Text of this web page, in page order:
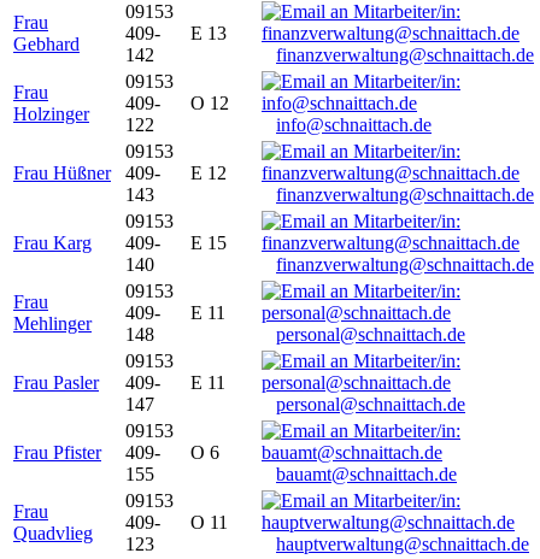
Frau
Gebhard
09153
409-
142
E 13
finanzverwaltung@schnaittach.de
Frau
Holzinger
09153
409-
122
O 12
info@schnaittach.de
Frau Hüßner
09153
409-
143
E 12
finanzverwaltung@schnaittach.de
Frau Karg
09153
409-
140
E 15
finanzverwaltung@schnaittach.de
Frau
Mehlinger
09153
409-
148
E 11
personal@schnaittach.de
Frau Pasler
09153
409-
147
E 11
personal@schnaittach.de
Frau Pfister
09153
409-
155
O 6
bauamt@schnaittach.de
Frau
Quadvlieg
09153
409-
123
O 11
hauptverwaltung@schnaittach.de